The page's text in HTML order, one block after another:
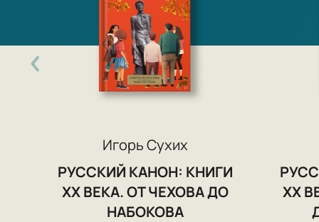
Игорь Сухих
РУССКИЙ КАНОН: КНИГИ
ХХ ВЕКА. ОТ ЧЕХОВА ДО
НАБОКОВА
ХХ